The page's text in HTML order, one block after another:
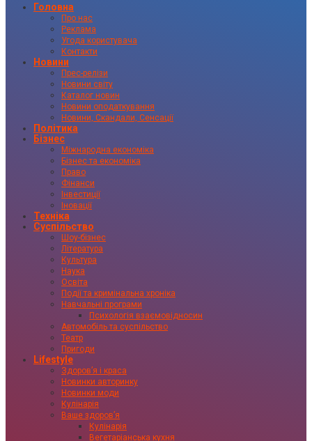
Головна
Про нас
Реклама
Угода користувача
Контакти
Новини
Прес-релізи
Новини світу
Каталог новин
Новини оподаткування
Новини, Скандали, Сенсації
Політика
Бізнес
Міжнародна економіка
Бізнес та економіка
Право
Фінанси
Інвестиції
Іновації
Техніка
Суспільство
Шоу-бізнес
Література
Культура
Наука
Освіта
Події та кримінальна хроніка
Навчальні програми
Психологія взаємовідносин
Автомобіль та суспільство
Театр
Пригоди
Lifestyle
Здоровʼя і краса
Новинки авторинку
Новинки моди
Кулінарія
Ваше здоровʼя
Кулінарія
Вегетаріанська кухня